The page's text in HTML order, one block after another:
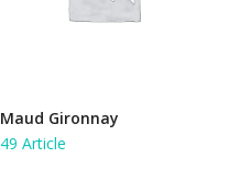
Maud Gironnay
49 Article